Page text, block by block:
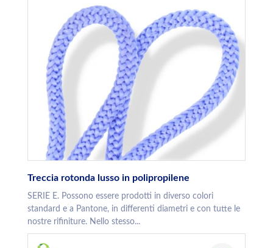
Treccia rotonda lusso in polipropilene
SERIE E. Possono essere prodotti in diverso colori
standard e a Pantone, in differenti diametri e con tutte le
nostre rifiniture. Nello stesso...